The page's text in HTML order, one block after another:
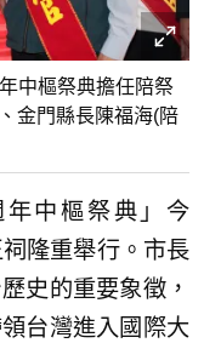
中樞祭典擔任陪祭
金門縣長陳福海(陪
年中樞祭典」今
隆重舉行。市長
史的重要象徵，
台灣進入國際大